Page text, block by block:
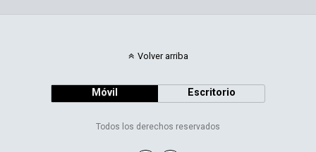
Volver arriba
Móvil Escritorio
Todos los derechos reservados